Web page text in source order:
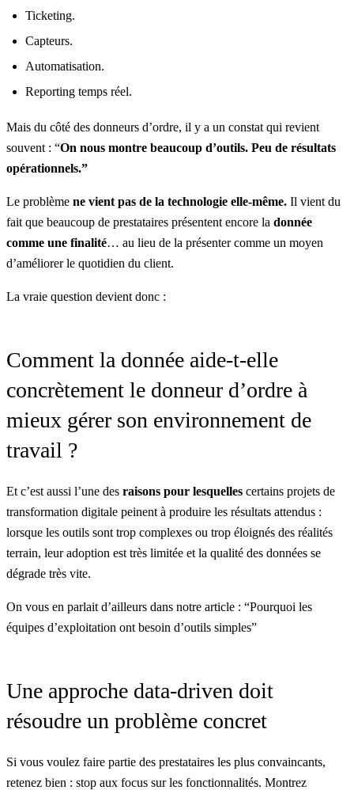
Ticketing.
Capteurs.
Automatisation.
Reporting temps réel.
Mais du côté des donneurs d’ordre, il y a un constat qui revient
souvent : “On nous montre beaucoup d’outils. Peu de résultats
opérationnels.”
Le problème ne vient pas de la technologie elle-même. Il vient du
fait que beaucoup de prestataires présentent encore la donnée
comme une finalité… au lieu de la présenter comme un moyen
d’améliorer le quotidien du client.
La vraie question devient donc :
Comment la donnée aide-t-elle
concrètement le donneur d’ordre à
mieux gérer son environnement de
travail ?
Et c’est aussi l’une des raisons pour lesquelles certains projets de
transformation digitale peinent à produire les résultats attendus :
lorsque les outils sont trop complexes ou trop éloignés des réalités
terrain, leur adoption est très limitée et la qualité des données se
dégrade très vite.
On vous en parlait d’ailleurs dans notre article : “Pourquoi les
équipes d’exploitation ont besoin d’outils simples”
Une approche data-driven doit
résoudre un problème concret
Si vous voulez faire partie des prestataires les plus convaincants,
retenez bien : stop aux focus sur les fonctionnalités. Montrez